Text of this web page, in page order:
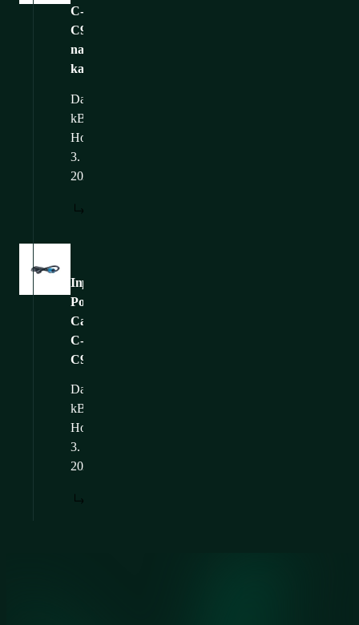
C-
C9SH25_privodni-
napajeci-
kabel_WEB
Dateigröße: 151,22
kB
Hochgeladen: 12.
3.
2025
Input
Power
Cables_IP-
C-
C93025
Dateigröße: 39,96
kB
Hochgeladen: 12.
3.
2025